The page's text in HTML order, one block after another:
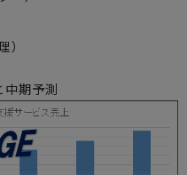
期予測